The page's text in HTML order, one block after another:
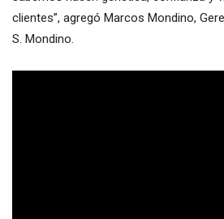
clientes”, agregó Marcos Mondino,
S. Mondino.